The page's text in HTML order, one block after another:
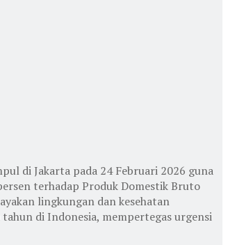
di Jakarta pada 24 Februari 2026 guna
terhadap Produk Domestik Bruto
lingkungan dan kesehatan
di Indonesia, mempertegas urgensi